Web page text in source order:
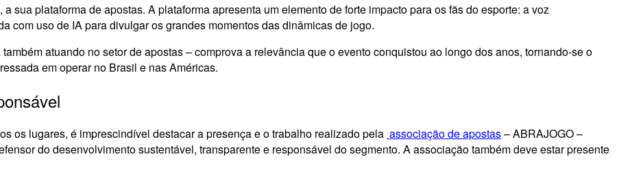
, a sua plataforma de apostas. A plataforma apresenta um elemento de forte impacto para os fãs do esporte: a voz
com uso de IA para divulgar os grandes momentos das dinâmicas de jogo.
atuando no setor de apostas – comprova a relevância que o evento conquistou ao longo dos anos, tornando-se o
em operar no Brasil e nas Américas.
os lugares, é imprescindível destacar a presença e o trabalho realizado pela associação de apostas– ABRAJOGO –
do desenvolvimento sustentável, transparente e responsável do segmento. A associação também deve estar presente